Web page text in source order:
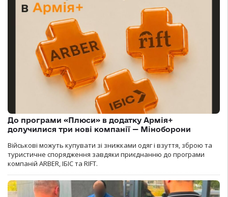
До програми «Плюси» в додатку Армія+
долучилися три нові компанії — Міноборони
Військові можуть купувати зі знижками одяг і взуття, зброю та
туристичне спорядження завдяки приєднанню до програми
компаній ARBER, ІБІС та RIFT.